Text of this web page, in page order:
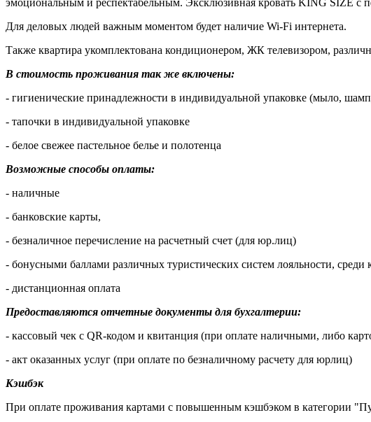
эмоциональным и респектабельным. Эксклюзивная кровать KING SIZE с
Для деловых людей важным моментом будет наличие Wi-Fi интернета.
Также квартира укомплектована кондиционером, ЖК телевизором,
В стоимость проживания так же включены:
- гигиенические принадлежности в индивидуальной упаковке (мыло,
- тапочки в индивидуальной упаковке
- белое свежее пастельное белье и полотенца
Возможные способы оплаты:
- наличные
- банковские карты,
- безналичное перечисление на расчетный счет (для юр.лиц)
- бонусными баллами различных туристических систем лояльности,
- дистанционная оплата
Предоставляются отчетные документы для бухгалтерии:
- кассовый чек с QR-кодом и квитанция (при оплате наличными, либо
- акт оказанных услуг (при оплате по безналичному расчету для юрлиц)
Кэшбэк
При оплате проживания картами с повышенным кэшбэком в категории